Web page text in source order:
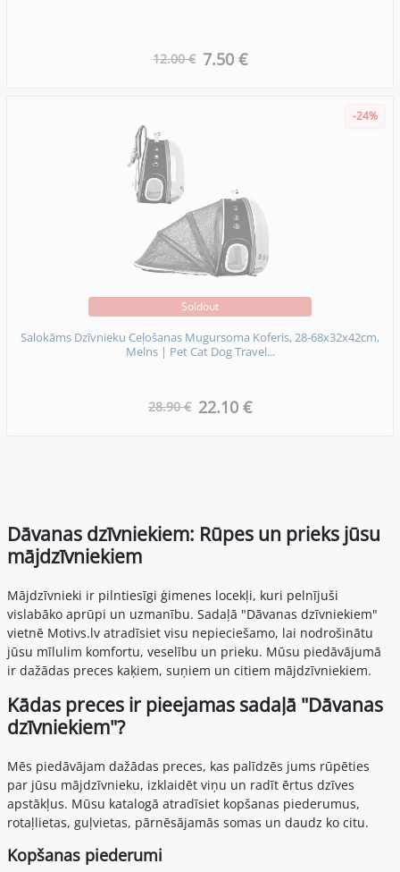
12.00 € 7.50 €
-24%
Soldout
Salokāms Dzīvnieku Ceļošanas Mugursoma Koferis, 28-68x32x42cm,
Melns | Pet Cat Dog Travel...
28.90 € 22.10 €
Dāvanas dzīvniekiem: Rūpes un prieks jūsu
mājdzīvniekiem
Mājdzīvnieki ir pilntiesīgi ģimenes locekļi, kuri pelnījuši
vislabāko aprūpi un uzmanību. Sadaļā "Dāvanas dzīvniekiem"
vietnē Motivs.lv atradīsiet visu nepieciešamo, lai nodrošinātu
jūsu mīlulim komfortu, veselību un prieku. Mūsu piedāvājumā
ir dažādas preces kaķiem, suņiem un citiem mājdzīvniekiem.
Kādas preces ir pieejamas sadaļā "Dāvanas
dzīvniekiem"?
Mēs piedāvājam dažādas preces, kas palīdzēs jums rūpēties
par jūsu mājdzīvnieku, izklaidēt viņu un radīt ērtus dzīves
apstākļus. Mūsu katalogā atradīsiet kopšanas piederumus,
rotaļlietas, guļvietas, pārnēsājamās somas un daudz ko citu.
Kopšanas piederumi